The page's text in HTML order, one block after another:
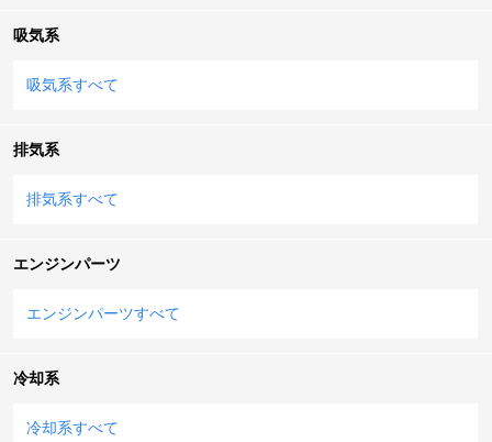
吸気系
吸気系すべて
排気系
排気系すべて
エンジンパーツ
エンジンパーツすべて
冷却系
冷却系すべて